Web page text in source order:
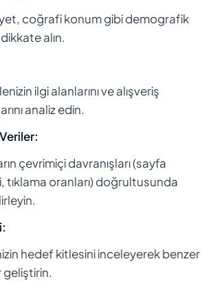
coğrafi konum gibi demografik
alın.
ilgi alanlarını ve alışveriş
analiz edin.
çevrimiçi davranışları (sayfa
tıklama oranları) doğrultusunda
hedef kitlesini inceleyerek benzer